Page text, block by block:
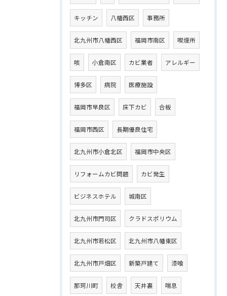
キッチン 八幡西区 事務所
北九州市八幡西区 福岡市南区 喫煙所
咳 小倉南区 カビ業者 アレルギー
博多区 病院 医療施設
福岡市早良区 床下カビ 合板
福岡市西区 長期優良住宅
北九州市小倉北区 福岡市中央区
リフォームカビ問題 カビ発生
ビジネスホテル 城南区
北九州市門司区 クラドスポリウム
北九州市若松区 北九州市八幡東区
北九州市戸畑区 新築戸建て 漆喰
那珂川町 校舎 天井裏 喘息